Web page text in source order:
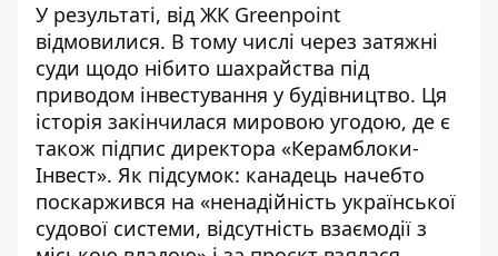
У результаті, від ЖК Greenpoint
відмовилися. В тому числі через затяжні
суди щодо нібито шахрайства під
приводом інвестування у будівництво. Ця
історія закінчилася мировою угодою, де є
також підпис директора «Керамблоки-
Інвест». Як підсумок: канадець начебто
поскаржився на «ненадійність української
судової системи, відсутність взаємодії з